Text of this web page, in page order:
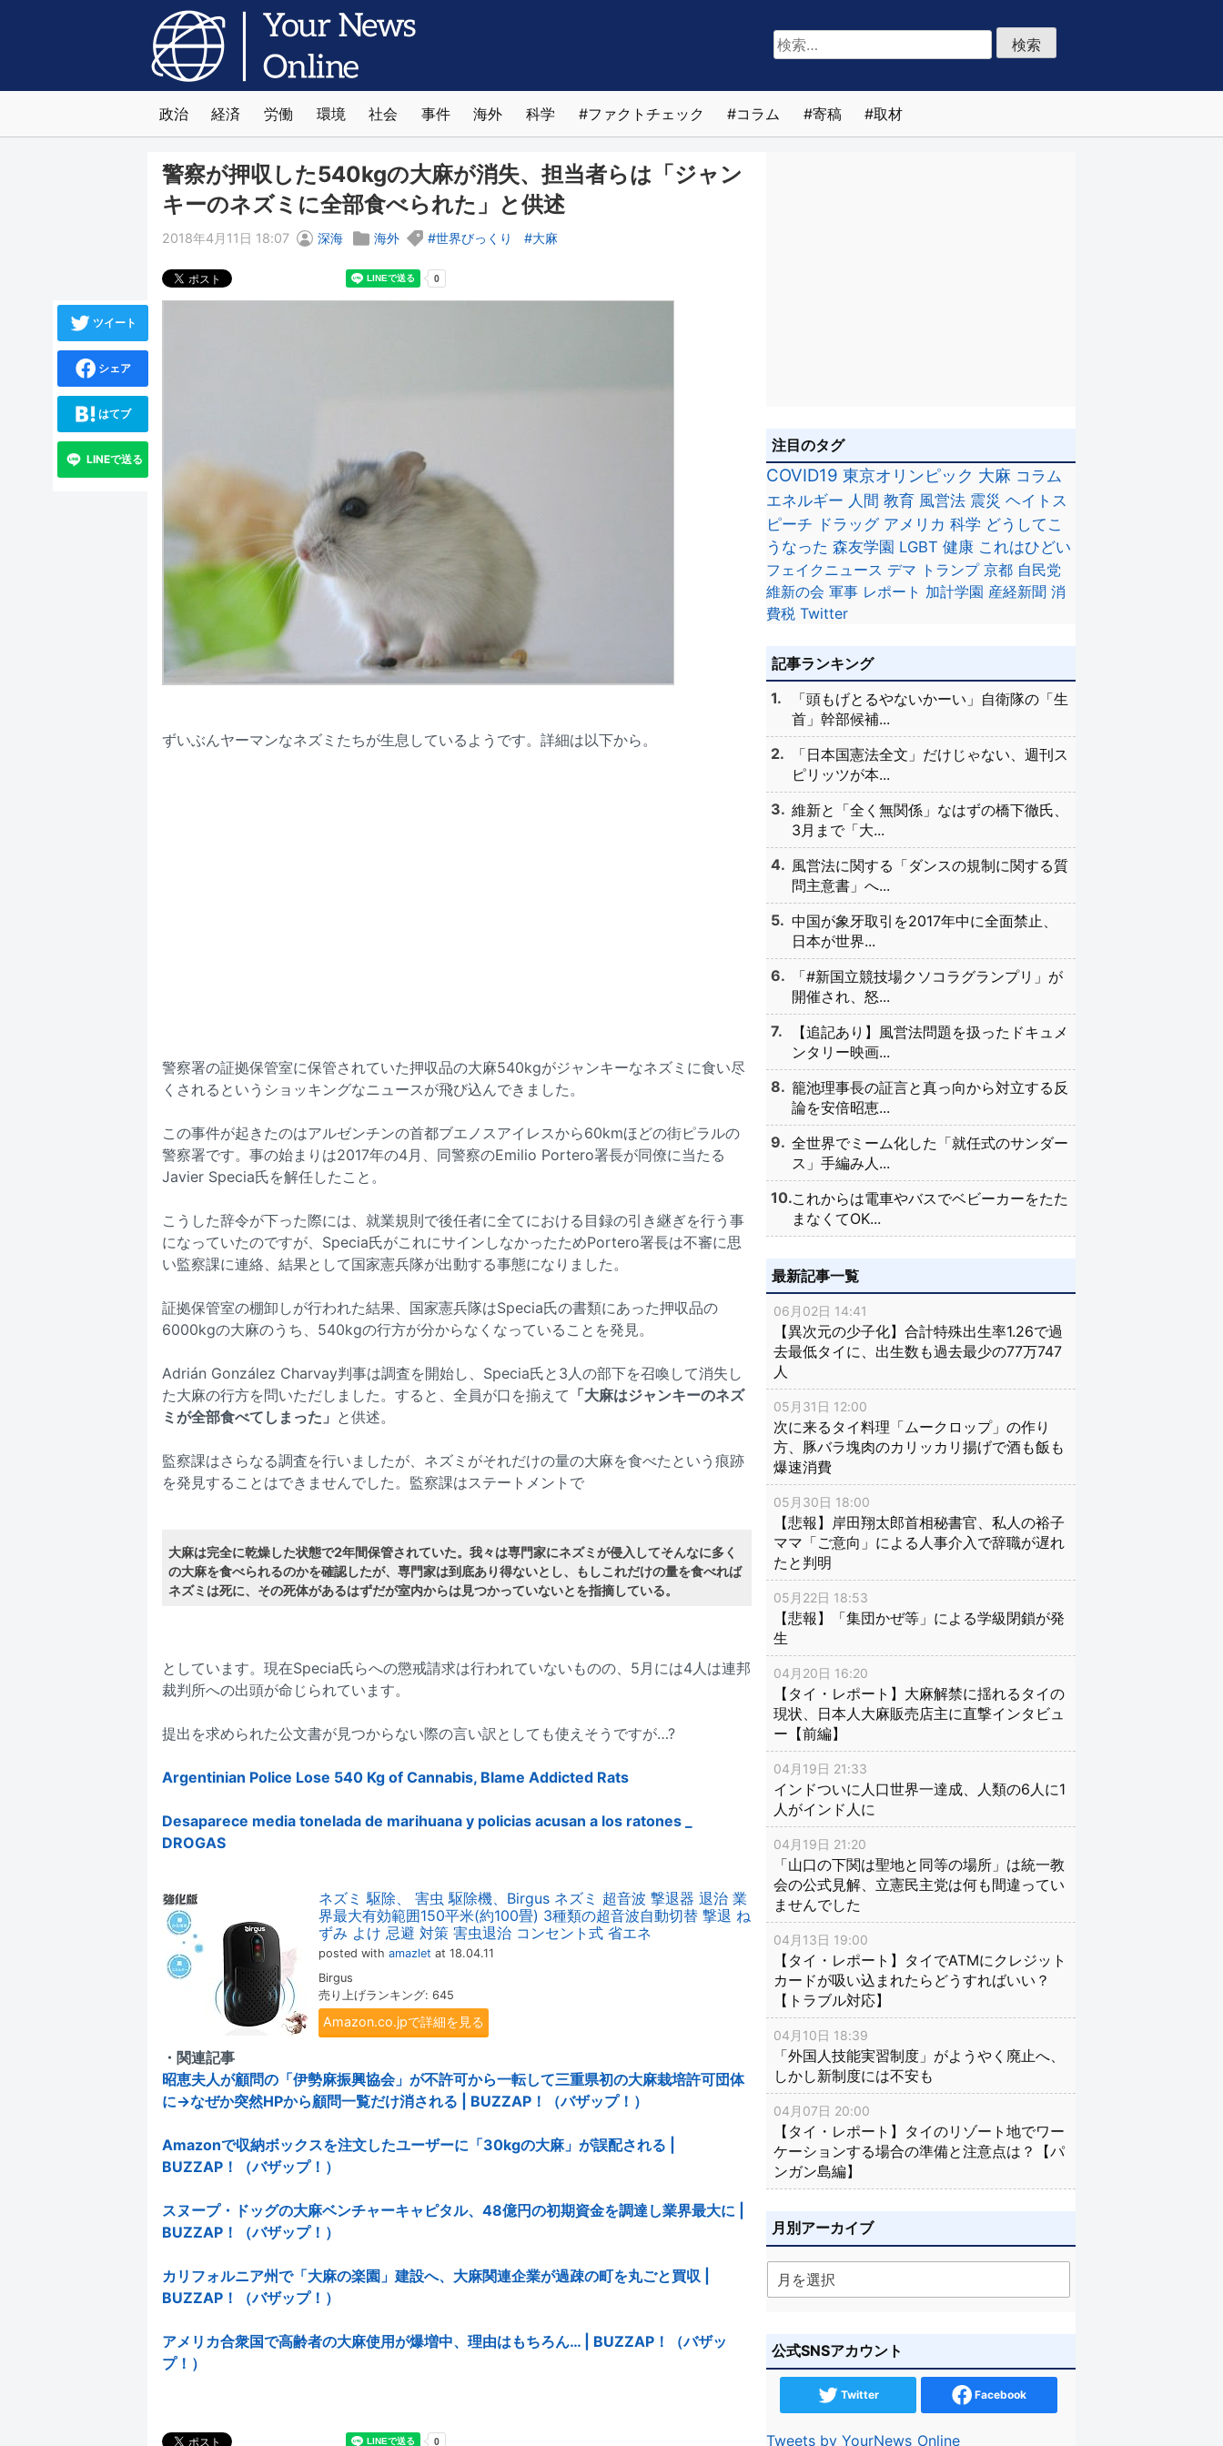
検
索:
政治 経済 労働 環境 社会 事件 海外 科学 ファクトチェック コラム 寄稿 取材
警察が押収した540kgの大麻が消失、担当者らは「ジャン
キーのネズミに全部食べられた」と供述
2018年4月11日 18:07 深海 海外 世界びっくり 大麻
ずいぶんヤーマンなネズミたちが生息しているようです。詳細は以下から。
警察署の証拠保管室に保管されていた押収品の大麻540kgがジャンキーなネズミに食い尽
くされるというショッキングなニュースが飛び込んできました。
この事件が起きたのはアルゼンチンの首都ブエノスアイレスから60kmほどの街ピラルの
警察署です。事の始まりは2017年の4月、同警察のEmilio Portero署長が同僚に当たる
Javier Specia氏を解任したこと。
こうした辞令が下った際には、就業規則で後任者に全てにおける目録の引き継ぎを行う事
になっていたのですが、Specia氏がこれにサインしなかったためPortero署長は不審に思
い監察課に連絡、結果として国家憲兵隊が出動する事態になりました。
証拠保管室の棚卸しが行われた結果、国家憲兵隊はSpecia氏の書類にあった押収品の
6000kgの大麻のうち、540kgの行方が分からなくなっていることを発見。
Adrián González Charvay判事は調査を開始し、Specia氏と3人の部下を召喚して消失し
た大麻の行方を問いただしました。すると、全員が口を揃えて 「大麻はジャンキーのネズ
ミが全部食べてしまった」 と供述。
監察課はさらなる調査を行いましたが、ネズミがそれだけの量の大麻を食べたという痕跡
を発見することはできませんでした。監察課はステートメントで
大麻は完全に乾燥した状態で2年間保管されていた。我々は専門家にネズミが侵入してそんなに多く
の大麻を食べられるのかを確認したが、専門家は到底あり得ないとし、もしこれだけの量を食べれば
ネズミは死に、その死体があるはずだが室内からは見つかっていないとを指摘している。
としています。現在Specia氏らへの懲戒請求は行われていないものの、5月には4人は連邦
裁判所への出頭が命じられています。
提出を求められた公文書が見つからない際の言い訳としても使えそうですが…?
Argentinian Police Lose 540 Kg of Cannabis, Blame Addicted Rats
Desaparece media tonelada de marihuana y policias acusan a los ratones _
DROGAS
ネズミ 駆除、 害虫 駆除機、Birgus ネズミ 超音波 撃退器 退治 業
界最大有効範囲150平米(約100畳) 3種類の超音波自動切替 撃退 ね
ずみ よけ 忌避 対策 害虫退治 コンセント式 省エネ
posted with amazlet at 18.04.11
Birgus
売り上げランキング: 645
Amazon.co.jpで詳細を見る
・関連記事
昭恵夫人が顧問の「伊勢麻振興協会」が不許可から一転して三重県初の大麻栽培許可団体
に→なぜか突然HPから顧問一覧だけ消される | BUZZAP！（バザップ！）
Amazonで収納ボックスを注文したユーザーに「30kgの大麻」が誤配される |
BUZZAP！（バザップ！）
スヌープ・ドッグの大麻ベンチャーキャピタル、48億円の初期資金を調達し業界最大に |
BUZZAP！（バザップ！）
カリフォルニア州で「大麻の楽園」建設へ、大麻関連企業が過疎の町を丸ごと買収 |
BUZZAP！（バザップ！）
アメリカ合衆国で高齢者の大麻使用が爆増中、理由はもちろん… | BUZZAP！（バザッ
プ！）
ツイート
シェア
はてブ
LINEで送る
注目のタグ
COVID19 東京オリンピック 大麻 コラム
エネルギー 人間 教育 風営法 震災 ヘイトス
ピーチ ドラッグ アメリカ 科学 どうしてこ
うなった 森友学園 LGBT 健康 これはひどい
フェイクニュース デマ トランプ 京都 自民党
維新の会 軍事 レポート 加計学園 産経新聞 消
費税 Twitter
記事ランキング
「頭もげとるやないかーい」自衛隊の「生
首」幹部候補...
「日本国憲法全文」だけじゃない、週刊ス
ピリッツが本...
維新と「全く無関係」なはずの橋下徹氏、
3月まで「大...
風営法に関する「ダンスの規制に関する質
問主意書」へ...
中国が象牙取引を2017年中に全面禁止、
日本が世界...
「#新国立競技場クソコラグランプリ」が
開催され、怒...
【追記あり】風営法問題を扱ったドキュメ
ンタリー映画...
籠池理事長の証言と真っ向から対立する反
論を安倍昭恵...
全世界でミーム化した「就任式のサンダー
ス」手編み人...
これからは電車やバスでベビーカーをたた
まなくてOK...
最新記事一覧
06月02日 14:41
【異次元の少子化】合計特殊出生率1.26で過
去最低タイに、出生数も過去最少の77万747
人
05月31日 12:00
次に来るタイ料理「ムークロップ」の作り
方、豚バラ塊肉のカリッカリ揚げで酒も飯も
爆速消費
05月30日 18:00
【悲報】岸田翔太郎首相秘書官、私人の裕子
ママ「ご意向」による人事介入で辞職が遅れ
たと判明
05月22日 18:53
【悲報】「集団かぜ等」による学級閉鎖が発
生
04月20日 16:20
【タイ・レポート】大麻解禁に揺れるタイの
現状、日本人大麻販売店主に直撃インタビュ
ー【前編】
04月19日 21:33
インドついに人口世界一達成、人類の6人に1
人がインド人に
04月19日 21:20
「山口の下関は聖地と同等の場所」は統一教
会の公式見解、立憲民主党は何も間違ってい
ませんでした
04月13日 19:00
【タイ・レポート】タイでATMにクレジット
カードが吸い込まれたらどうすればいい？
【トラブル対応】
04月10日 18:39
「外国人技能実習制度」がようやく廃止へ、
しかし新制度には不安も
04月07日 20:00
【タイ・レポート】タイのリゾート地でワー
ケーションする場合の準備と注意点は？【パ
ンガン島編】
月別アーカイブ
公式SNSアカウント
Twitter Facebook
Tweets by YourNews_Online